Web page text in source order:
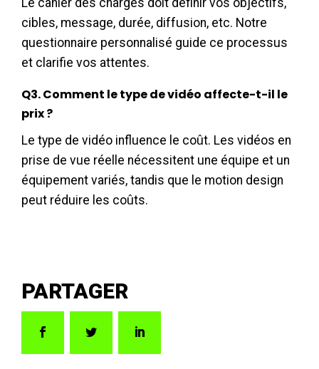
cibles, message, durée, diffusion, etc. Notre
questionnaire personnalisé guide ce processus
et clarifie vos attentes.
Q3. Comment le type de vidéo affecte-t-il le
prix ?
Le type de vidéo influence le coût. Les vidéos en
prise de vue réelle nécessitent une équipe et un
équipement variés, tandis que le motion design
peut réduire les coûts.